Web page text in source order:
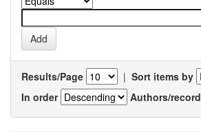
Results/Page | Sort items by
In order
Authors/record